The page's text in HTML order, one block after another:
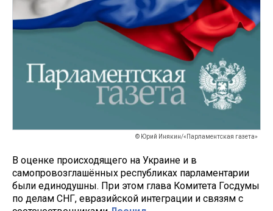
© Юрий Инякин/«Парламентская газета»
В оценке происходящего на Украине и в
самопровозглашённых республиках парламентарии
были единодушны. При этом глава Комитета Госдумы
по делам СНГ, евразийской интеграции и связям с